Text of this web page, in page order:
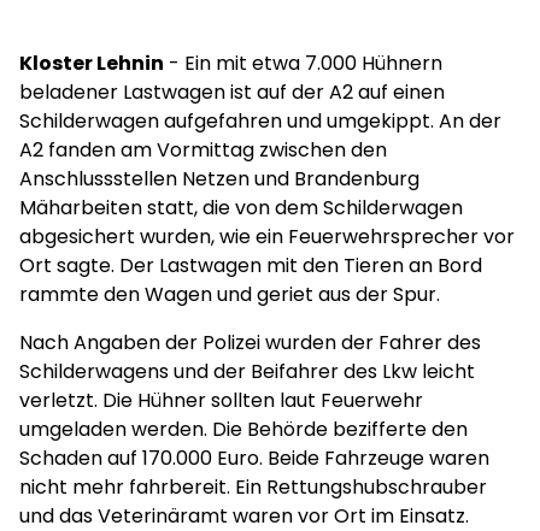
Kloster Lehnin - Ein mit etwa 7.000 Hühnern
beladener Lastwagen ist auf der A2 auf einen
Schilderwagen aufgefahren und umgekippt. An der
A2 fanden am Vormittag zwischen den
Anschlussstellen Netzen und Brandenburg
Mäharbeiten statt, die von dem Schilderwagen
abgesichert wurden, wie ein Feuerwehrsprecher vor
Ort sagte. Der Lastwagen mit den Tieren an Bord
rammte den Wagen und geriet aus der Spur.
Nach Angaben der Polizei wurden der Fahrer des
Schilderwagens und der Beifahrer des Lkw leicht
verletzt. Die Hühner sollten laut Feuerwehr
umgeladen werden. Die Behörde bezifferte den
Schaden auf 170.000 Euro. Beide Fahrzeuge waren
nicht mehr fahrbereit. Ein Rettungshubschrauber
und das Veterinäramt waren vor Ort im Einsatz.